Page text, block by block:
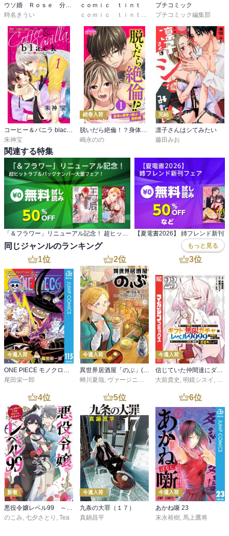
時名きうい
ｃｏｍｉｃ ｔｉｎｔ
プチコミック
プチコミック編集部
コーヒー＆バニラ black【マイクロ】
朱神宝
続巻入荷
脱いだら絶倫！？身体の相性で結ぶ契約婚
嶋永のの
完結
凛子さんはシてみたい
藤田みお
関連する特集
「＆フラワー」リニューアル記念！ 超ヒットラブ＆バックナンバー大量フェア！ 【夏電書2026】 姉フレンド新刊
同じジャンルのランキング もっと見る
1位
今週入荷
尾田栄一郎
2位
今週入荷
蝉川夏哉 ヴァージニア二等兵 ,転
3位
今週入荷
大前貴史 明鏡シスイ
4位
新着
悪役令嬢レベル99 ～私は裏ボスですが魔王ではありません～ その６
のこみ, 七夕さとり , Tea
5位
今週入荷
九条の大罪（１７）
真鍋昌平
6位
今週入荷
あかね噺 23
末永裕樹, 馬上鷹将